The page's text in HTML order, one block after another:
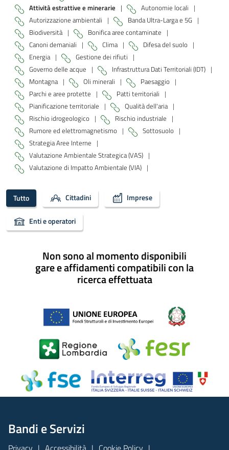
Attività estrattive e minerarie | Autonomie locali |
Autorizzazione ambientali | Banda Ultra-Larga e 5G |
Biodiversità | Bonifica aree contaminate |
Canoni demaniali | Clima | Difesa del suolo |
Energia | Gestione dei rifiuti |
Governo delle acque | Infrastruttura Dati Territoriali (IDT) |
Montagna | Oli minerali | Paesaggio |
Parchi e aree protette | Patti territoriali |
Pianificazione territoriale | Qualità dell'aria |
Rischio idrogeologico | Rischio industriale |
Rumore ed elettromagnetismo | Sottosuolo |
Strategia Aree Interne |
Valutazione Ambientale Strategica (VAS) |
Valutazione di Impatto Ambientale (VIA) |
Tutto Cittadini Imprese
Enti e operatori
Non sono al momento disponibili
gare e affidamenti compatibili con la
ricerca effettuata
Bandi e Servizi